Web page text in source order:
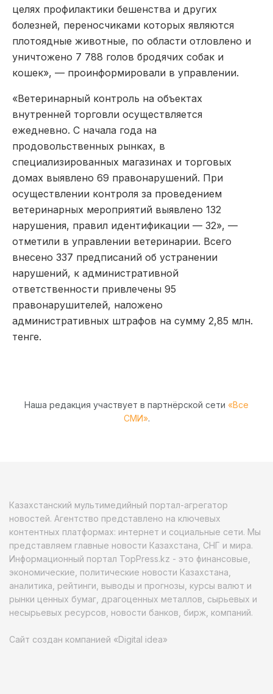
целях профилактики бешенства и других
болезней, переносчиками которых являются
плотоядные животные, по области отловлено и
уничтожено 7 788 голов бродячих собак и
кошек», — проинформировали в управлении.
«Ветеринарный контроль на объектах
внутренней торговли осуществляется
ежедневно. С начала года на
продовольственных рынках, в
специализированных магазинах и торговых
домах выявлено 69 правонарушений. При
осуществлении контроля за проведением
ветеринарных мероприятий выявлено 132
нарушения, правил идентификации — 32», —
отметили в управлении ветеринарии. Всего
внесено 337 предписаний об устранении
нарушений, к административной
ответственности привлечены 95
правонарушителей, наложено
административных штрафов на сумму 2,85 млн.
тенге.
Наша редакция участвует в партнёрской сети «Все
СМИ».
Казахстанский мультимедийный портал-агрегатор
новостей. Агентство представлено на ключевых
контентных платформах: интернет и социальные сети. Мы
представляем главные новости Казахстана, СНГ и мира.
Информационный портал TopPress.kz - это финансовые,
экономические, политические новости Казахстана,
аналитика, рейтинги, выводы и прогнозы, курсы валют и
рынки ценных бумаг, драгоценных металлов, сырьевых и
несырьевых ресурсов, новости банков, бирж, компаний.
Сайт создан компанией «Digital idea»